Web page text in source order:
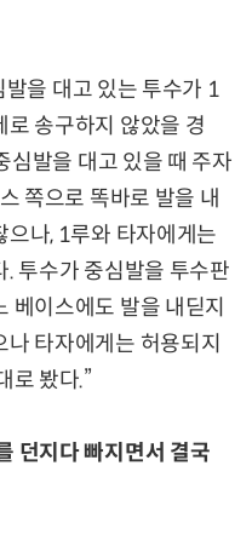
을 대고 있는 투수가 1
로 송구하지 않았을 경
심발을 대고 있을 때 주자
쪽으로 똑바로 발을 내
으나, 1루와 타자에게는
투수가 중심발을 투수판
베이스에도 발을 내딛지
타자에게는 허용되지
로 봤다.”
던지다 빠지면서 결국